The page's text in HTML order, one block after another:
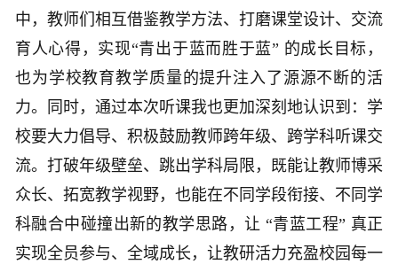
中，教师们相互借鉴教学方法、打磨课堂设计、交流
育人心得，实现“青出于蓝而胜于蓝” 的成长目标，
也为学校教育教学质量的提升注入了源源不断的活
力。同时，通过本次听课我也更加深刻地认识到：学
校要大力倡导、积极鼓励教师跨年级、跨学科听课交
流。打破年级壁垒、跳出学科局限，既能让教师博采
众长、拓宽教学视野，也能在不同学段衔接、不同学
科融合中碰撞出新的教学思路，让 “青蓝工程” 真正
实现全员参与、全域成长，让教研活力充盈校园每一